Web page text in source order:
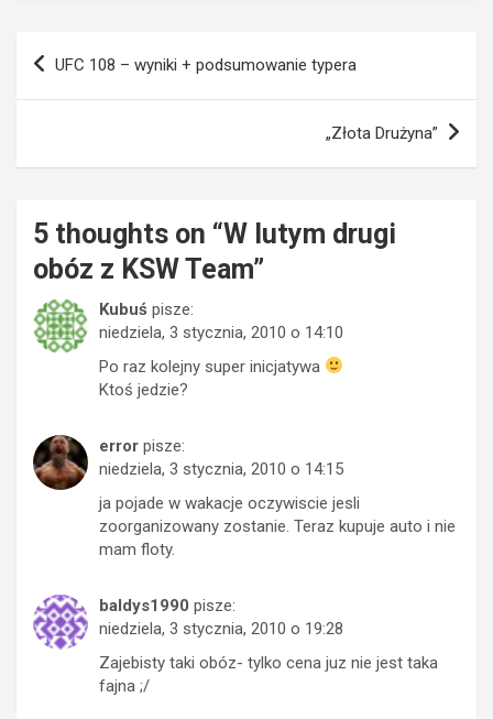
Nawigacja
UFC 108 – wyniki + podsumowanie typera
„Złota Drużyna”
5 thoughts on “W lutym drugi
obóz z KSW Team”
Kubuś pisze:
niedziela, 3 stycznia, 2010 o 14:10
Po raz kolejny super inicjatywa
Ktoś jedzie?
error pisze:
niedziela, 3 stycznia, 2010 o 14:15
ja pojade w wakacje oczywiscie jesli
zoorganizowany zostanie. Teraz kupuje auto i nie
mam floty.
baldys1990 pisze:
niedziela, 3 stycznia, 2010 o 19:28
Zajebisty taki obóz- tylko cena juz nie jest taka
fajna ;/